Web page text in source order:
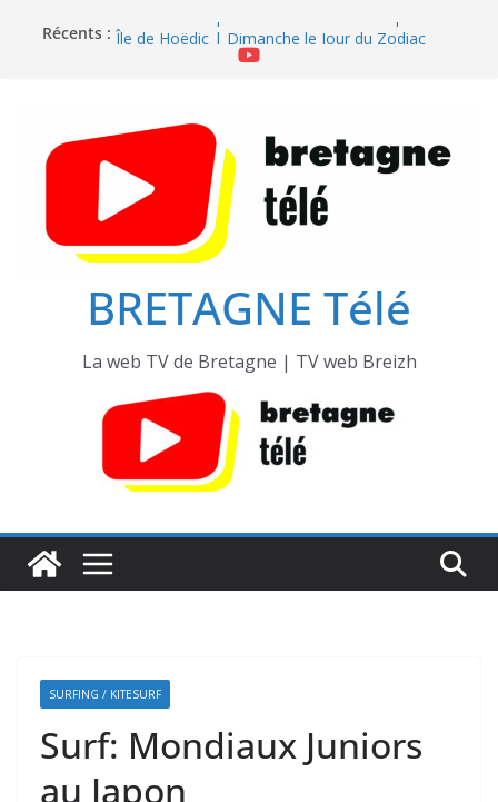
Récents : Île de Hoëdic | Sensations Fortes en Open Skiff
Île de Hoëdic | Dimanche le Jour du Zodiac
Île de Hoëdic | Le Sémaphore ouvert au Public
BRETAGNE Télé
La web TV de Bretagne | TV web Breizh
SURFING / KITESURF
Surf: Mondiaux Juniors
au Japon